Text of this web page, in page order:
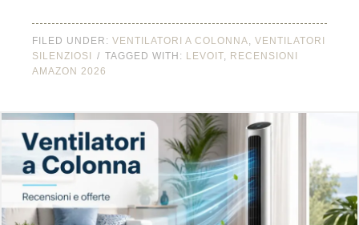
FILED UNDER: VENTILATORI A COLONNA, VENTILATORI
SILENZIOSI
TAGGED WITH: LEVOIT, RECENSIONI
AMAZON 2026